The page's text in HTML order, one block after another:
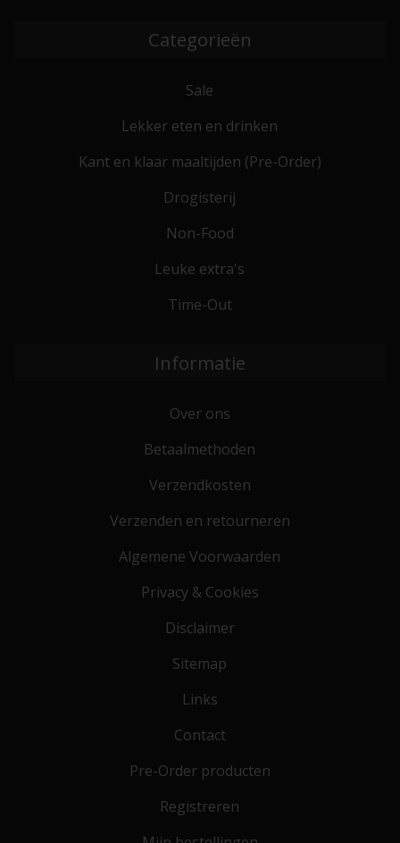
Categorieën
Sale
Lekker eten en drinken
Kant en klaar maaltijden (Pre-Order)
Drogisterij
Non-Food
Leuke extra's
Time-Out
Informatie
Over ons
Betaalmethoden
Verzendkosten
Verzenden en retourneren
Algemene Voorwaarden
Privacy & Cookies
Disclaimer
Sitemap
Links
Contact
Pre-Order producten
Registreren